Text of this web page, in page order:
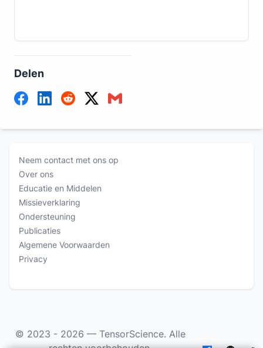
Delen
Neem contact met ons op
Over ons
Educatie en Middelen
Missieverklaring
Ondersteuning
Publicaties
Algemene Voorwaarden
Privacy
© 2023 - 2026 — TensorScience. Alle